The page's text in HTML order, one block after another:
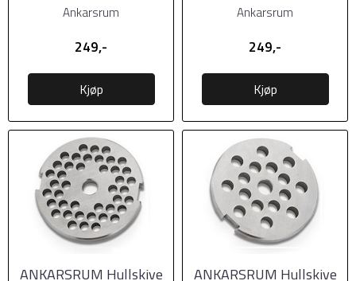
Ankarsrum
249,-
Kjøp
Ankarsrum
249,-
Kjøp
ANKARSRUM Hullskive
ANKARSRUM Hullskive